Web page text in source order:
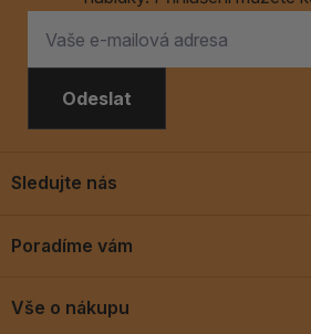
Odeslat
Poradíme vám
Vše o nákupu
Sledujte nás